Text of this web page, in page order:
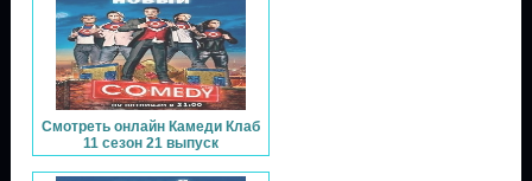
Смотреть онлайн Камеди Клаб
11 сезон 21 выпуск